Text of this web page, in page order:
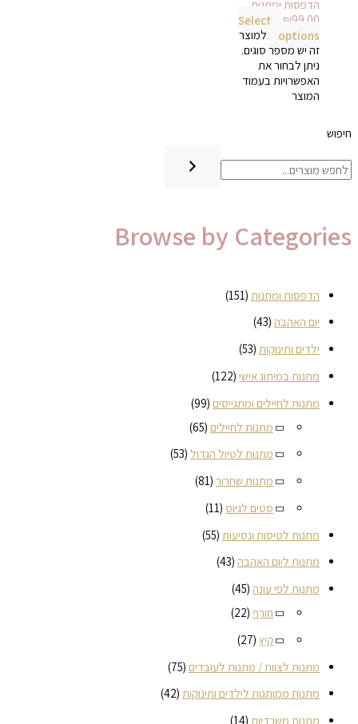
הדפסות ומתנות
₪99.00
Select
options
למוצר
זה יש מספר סוגים.
ניתן לבחור את
האפשרויות בעמוד
המוצר
חיפוש
Browse by Categories
הדפסות ומתנות (151)
יום האהבה (43)
ילדים ותינוקות (53)
מתנות במיתוג אישי (122)
מתנות לחיילים ומתגייסים (99)
מתנות לחיילים (65)
מתנות לטיול הגדול (53)
מתנות שחרור (81)
סטים לגיוס (11)
מתנות לטיסות ונסיעות (55)
מתנות ליום האהבה (43)
מתנות לפי עונה (45)
חורף (22)
קיץ (27)
מתנות לצוות / מתנות לעובדים (75)
מתנות ממותגות לילדים ותינוקות (42)
מתנות משרדיות (14)